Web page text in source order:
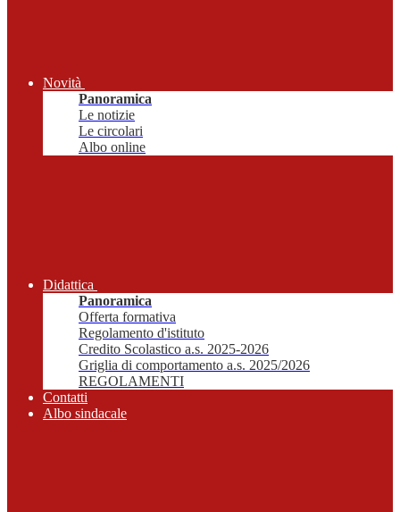
Novità
Panoramica
Le notizie
Le circolari
Albo online
Didattica
Panoramica
Offerta formativa
Regolamento d'istituto
Credito Scolastico a.s. 2025-2026
Griglia di comportamento a.s. 2025/2026
REGOLAMENTI
Contatti
Albo sindacale